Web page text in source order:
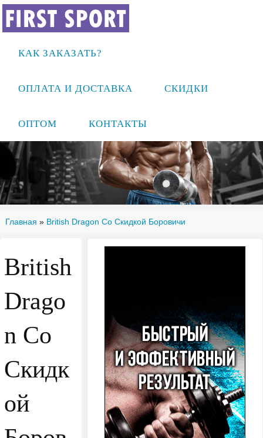
КАК ЗАКАЗАТЬ?
ОПЛАТА И ДОСТАВКА СКИДКИ
ОПТОМ КОНТАКТЫ
Главная » British Dragon Со Скидкой Боровичи
British
Drago
n Со
Скидк
ой